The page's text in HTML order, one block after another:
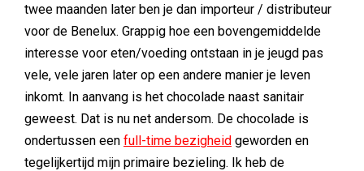
twee maanden later ben je dan importeur / distributeur
voor de Benelux. Grappig hoe een bovengemiddelde
interesse voor eten/voeding ontstaan in je jeugd pas
vele, vele jaren later op een andere manier je leven
inkomt. In aanvang is het chocolade naast sanitair
geweest. Dat is nu net andersom. De chocolade is
ondertussen een full-time bezigheid geworden en
tegelijkertijd mijn primaire bezieling. Ik heb de